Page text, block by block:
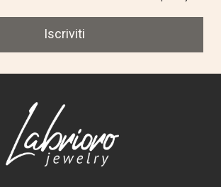
Iscriviti